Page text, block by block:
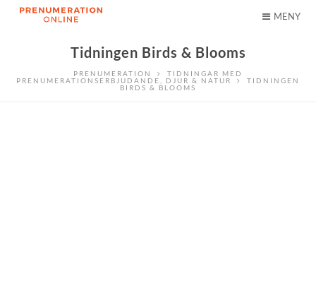
MENY
Tidningen Birds & Blooms
PRENUMERATION
TIDNINGAR MED
PRENUMERATIONSERBJUDANDE
DJUR & NATUR
TIDNINGEN
BIRDS & BLOOMS